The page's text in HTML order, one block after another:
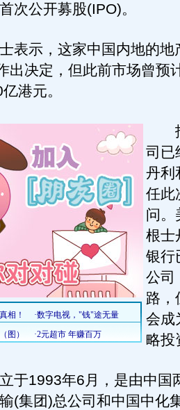
次公开募股(IPO)。
示，这家中国内地的地
出决定，但此前市场曾预
港元。
报
司已
丹利
任此
问。
根士
银行
公司
路，
会成
略投
1993年6月，是由中国
集团)总公司和中国中化